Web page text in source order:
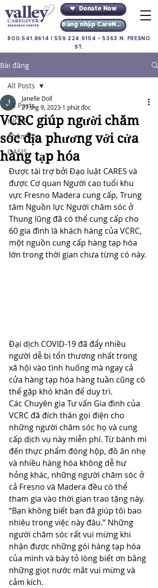
Donate Now
Đăng nhập CareNav
800.541.8614 |559.224.9154 •5363 N. FRESNO
ST.
Bài đăng
All Posts
HICAP
Chăm sóc
OASIS
All Posts
VCRC giúp người chăm
sóc địa phương với cửa
hàng tạp hóa
Janelle Doll
27 thg 9, 2023 1 phút đọc
Được tài trợ bởi Đạo luật CARES và
được Cơ quan Người cao tuổi khu
vực Fresno Madera cung cấp, Trung
tâm Nguồn lực Người chăm sóc ở
Thung lũng đã có thể cung cấp cho
60 gia đình là khách hàng của VCRC,
một nguồn cung cấp hàng tạp hóa
lớn trong thời gian chưa từng có này.
Đại dịch COVID-19 đã đẩy nhiều
người dễ bị tổn thương nhất trong
xã hội vào tình huống mà ngay cả
cửa hàng tạp hóa hàng tuần cũng có
thể gặp khó khăn để duy trì.
Các Chuyên gia Tư vấn Gia đình của
VCRC đã đích thân gọi điện cho
những người chăm sóc họ và cung
cấp dịch vụ này miễn phí. Từ bánh mì
đến thực phẩm đóng hộp, đồ ăn nhẹ
và nhiều hàng hóa không dễ hư
hỏng khác, những người chăm sóc ở
cả Fresno và Madera đều có thể
tham gia vào thời gian trao tặng này.
“Bạn không biết bạn đã giúp tôi bao
nhiêu trong việc này đâu.” Những
người chăm sóc rất vui mừng khi
nhận được những gói hàng tạp hóa
của mình và bày tỏ lòng biết ơn bằng
những giọt nước mắt vui mừng và
cảm kích.